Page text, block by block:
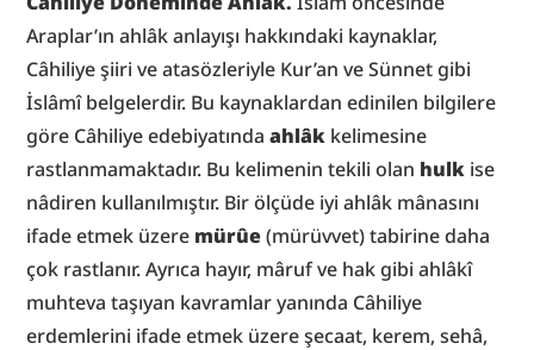
Araplar’ın ahlâk anlayışı hakkındaki kaynaklar,
Câhiliye şiiri ve atasözleriyle Kur’an ve Sünnet gibi
İslâmî belgelerdir. Bu kaynaklardan edinilen bilgilere
göre Câhiliye edebiyatında ahlâk kelimesine
rastlanmamaktadır. Bu kelimenin tekili olan hulk ise
nâdiren kullanılmıştır. Bir ölçüde iyi ahlâk mânasını
ifade etmek üzere mürûe (mürüvvet) tabirine daha
çok rastlanır. Ayrıca hayır, mâruf ve hak gibi ahlâkî
muhteva taşıyan kavramlar yanında Câhiliye
erdemlerini ifade etmek üzere şecaat, kerem, sehâ,